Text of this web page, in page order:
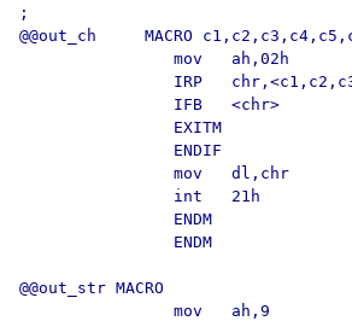
;
@@out_ch     MACRO
                mov   ah,02h
IRP
                IFB   <chr>
                EXITM
                ENDIF
                mov   dl,chr
                int   21h
                ENDM
                ENDM
@@out_str MACRO
                mov   ah,9